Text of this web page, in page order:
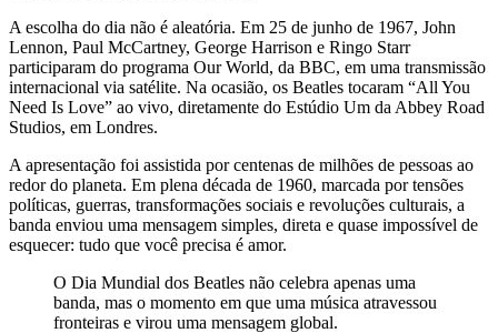
A escolha do dia não é aleatória. Em 25 de junho de 1967, John
Lennon, Paul McCartney, George Harrison e Ringo Starr
participaram do programa Our World, da BBC, em uma transmissão
internacional via satélite. Na ocasião, os Beatles tocaram “All You
Need Is Love” ao vivo, diretamente do Estúdio Um da Abbey Road
Studios, em Londres.
A apresentação foi assistida por centenas de milhões de pessoas ao
redor do planeta. Em plena década de 1960, marcada por tensões
políticas, guerras, transformações sociais e revoluções culturais, a
banda enviou uma mensagem simples, direta e quase impossível de
esquecer: tudo que você precisa é amor.
O Dia Mundial dos Beatles não celebra apenas uma
banda, mas o momento em que uma música atravessou
fronteiras e virou uma mensagem global.